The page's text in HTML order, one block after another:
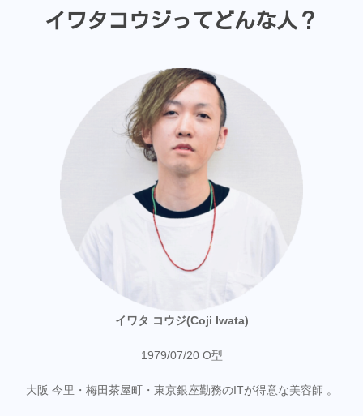
イワタコウジってどんな人？
イワタ コウジ(Coji Iwata)
1979/07/20 O型
大阪 今里・梅田茶屋町・東京銀座勤務のITが得意な美容師 。